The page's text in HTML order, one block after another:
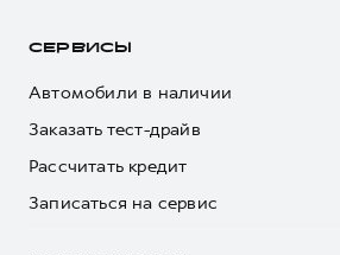
СЕРВИСЫ
Автомобили в наличии
Заказать тест-драйв
Рассчитать кредит
Записаться на сервис